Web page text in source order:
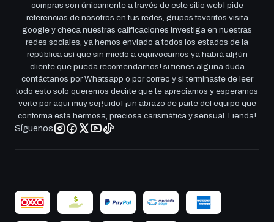
compras son únicamente a través de este sitio web! pide
referencias de nosotros en tus redes, grupos favoritos visita
google y checa nuestras calificaciones investiga en nuestras
redes sociales, ya hemos enviado a todos los estados de la
república así que sin miedo a equivocarnos ya habrá algún
cliente que pueda recomendarnos! si tienes alguna duda
contáctanos por Whatsapp o por correo y si terminaste de leer
todo esto solo queremos decirte que te apreciamos y esperamos
verte por aqui muy seguido! ¡un abrazo de parte del equipo que
conforma esta hermosa, preciosa carismática y sensual Tienda!
Síguenos